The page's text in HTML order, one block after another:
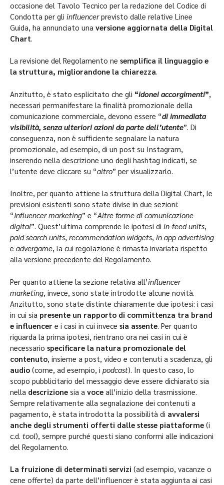
occasione del Tavolo Tecnico per la redazione del Codice di
Condotta per gli influencerprevisto dalle relative Linee
Guida, ha annunciato una versione aggiornata della Digital
Chart
La revisione del Regolamento ne semplifica il linguaggio e
la struttura, migliorandone la chiarezza.
Anzitutto, è stato esplicitato che gli “idonei accorgimenti”
necessari permanifestare la finalità promozionale della
comunicazione commerciale, devono essere “di immediata
visibilità, senza ulteriori azioni da parte dell’utente”. Di
conseguenza, non è sufficiente segnalare la natura
promozionale, ad esempio, di un post su Instagram,
inserendo nella descrizione uno degli hashtag indicati, se
l’utente deve cliccare su “altro” per visualizzarlo.
Inoltre, per quanto attiene la struttura della Digital Chart, le
previsioni esistenti sono state divise in due sezioni:
“Influencer marketing” e “Altre forme di comunicazione
digital”. Quest’ultima comprende le ipotesi di in-feed units,
paid search units, recommendation widgets, in app advertising
e advergame, la cui regolazione è rimasta invariata rispetto
alla versione precedente del Regolamento.
Per quanto attiene la sezione relativa all’influencer
marketing , invece, sono state introdotte alcune novità.
Anzitutto, sono state distinte chiaramente due ipotesi: i casi
in cui sia presente un rapporto di committenza tra brand
e influencer e i casi in cui invece sia assente . Per quanto
riguarda la prima ipotesi, rientrano ora nei casi in cui è
necessario specificare la natura promozionale del
contenuto , insieme a post, video e contenuti a scadenza, gli
audio (come, ad esempio, i podcast). In questo caso, lo
scopo pubblicitario del messaggio deve essere dichiarato sia
nella descrizione sia a voce all’inizio della trasmissione.
Sempre relativamente alla segnalazione dei contenuti a
pagamento, è stata introdotta la possibilità di avvalersi
anche degli strumenti offerti dalle stesse piattaforme (i
c.d. tool), sempre purché questi siano conformi alle indicazioni
del Regolamento.
La fruizione di determinati servizi (ad esempio, vacanze o
cene offerte) da parte dell’influencer è stata aggiunta ai casi